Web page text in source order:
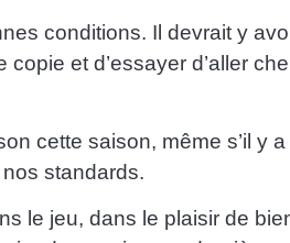
conditions. Il devrait y
copie et d’essayer d’aller
cette saison, même s’il
standards.
le jeu, dans le plaisir de